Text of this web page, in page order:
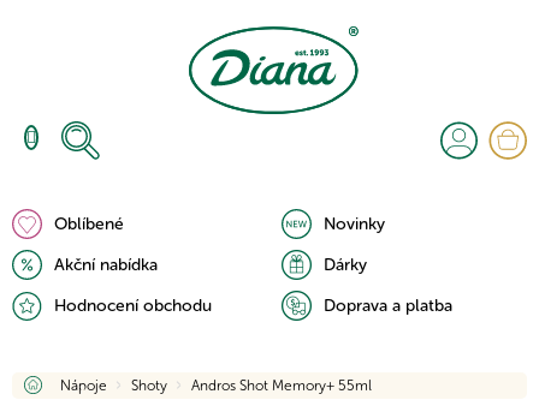
Oblíbené
Novinky
Akční nabídka
Dárky
Hodnocení obchodu
Doprava a platba
Domů
Nápoje Shoty Andros Shot Memory+ 55ml